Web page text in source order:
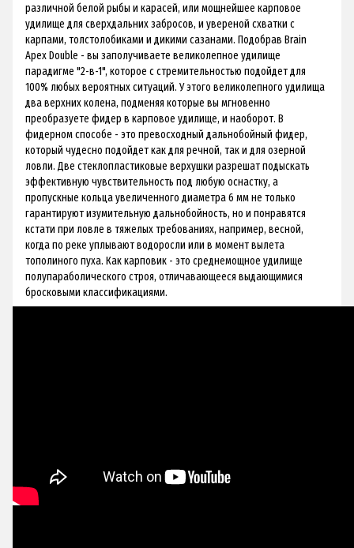
различной белой рыбы и карасей, или мощнейшее карповое
удилище для сверхдальних забросов, и увереной схватки с
карпами, толстолобиками и дикими сазанами. Подобрав Brain
Apex Double - вы заполучиваете великолепное удилище
парадигме "2-в-1", которое с стремительностью подойдет для
100% любых вероятных ситуаций. У этого великолепного удилища
два верхних колена, подменяя которые вы мгновенно
преобразуете фидер в карповое удилище, и наоборот. В
фидерном способе - это превосходный дальнобойный фидер,
который чудесно подойдет как для речной, так и для озерной
ловли. Две стеклопластиковые верхушки разрешат подыскать
эффективную чувствительность под любую оснастку, а
пропускные кольца увеличенного диаметра 6 мм не только
гарантируют изумительную дальнобойность, но и понравятся
кстати при ловле в тяжелых требованиях, например, весной,
когда по реке уплывают водоросли или в момент вылета
тополиного пуха. Как карповик - это среднемощное удилище
полупараболического строя, отличавающееся выдающимися
бросковыми классификациями.